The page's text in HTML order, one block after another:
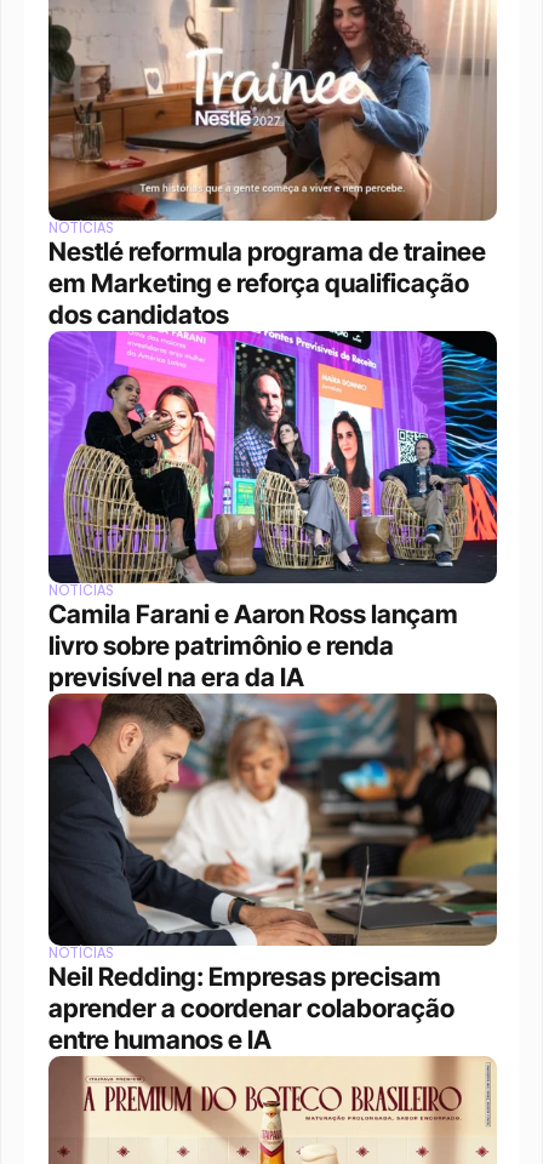
NOTÍCIAS
Nestlé reformula programa de trainee
em Marketing e reforça qualificação
dos candidatos
NOTÍCIAS
Camila Farani e Aaron Ross lançam
livro sobre patrimônio e renda
previsível na era da IA
NOTÍCIAS
Neil Redding: Empresas precisam
aprender a coordenar colaboração
entre humanos e IA